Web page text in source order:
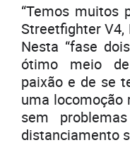
“Temos muitos
Streetfighter V4,
Nesta “fase
ótimo meio
paixão e de se
uma locomoção
sem
distanciamento